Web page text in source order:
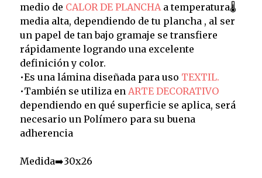
medio de CALOR DE PLANCHA a temperatura🌡️
media alta, dependiendo de tu plancha , al ser
un papel de tan bajo gramaje se transfiere
rápidamente logrando una excelente
definición y color.
•Es una lámina diseñada para uso TEXTIL.
•También se utiliza en ARTE DECORATIVO
dependiendo en qué superficie se aplica, será
necesario un Polímero para su buena
adherencia
Medida➡️30x26